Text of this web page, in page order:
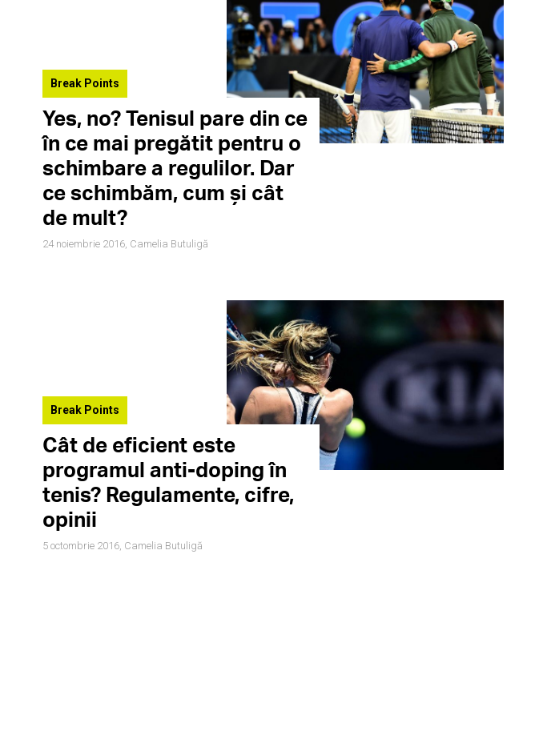
Break Points
Yes, no? Tenisul pare din ce
în ce mai pregătit pentru o
schimbare a regulilor. Dar
ce schimbăm, cum și cât
de mult?
24 noiembrie 2016, Camelia Butuligă
Break Points
Cât de eficient este
programul anti-doping în
tenis? Regulamente, cifre,
opinii
5 octombrie 2016, Camelia Butuligă